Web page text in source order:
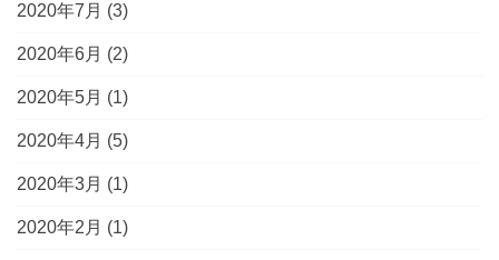
2020年7月 (3)
2020年6月 (2)
2020年5月 (1)
2020年4月 (5)
2020年3月 (1)
2020年2月 (1)